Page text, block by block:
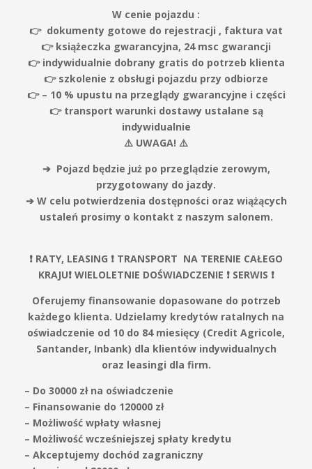
W cenie pojazdu :
👉 dokumenty gotowe do rejestracji , faktura vat
👉 książeczka gwarancyjna, 24 msc gwarancji
👉 indywidualnie dobrany gratis do potrzeb klienta
👉 szkolenie z obsługi pojazdu przy odbiorze
👉 – 10 % upustu na przeglądy gwarancyjne i części
👉 transport warunki dostawy ustalane są
indywidualnie
⚠️ UWAGA! ⚠️
➔ Pojazd będzie już po przeglądzie zerowym,
przygotowany do jazdy.
➔ W celu potwierdzenia dostępności oraz wiążących
ustaleń prosimy o kontakt z naszym salonem.
❗️ RATY, LEASING ❗️ TRANSPORT NA TERENIE CAŁEGO
KRAJU❗️ WIELOLETNIE DOŚWIADCZENIE ❗️ SERWIS ❗️
Oferujemy finansowanie dopasowane do potrzeb
każdego klienta. Udzielamy kredytów ratalnych na
oświadczenie od 10 do 84 miesięcy (Credit Agricole,
Santander, Inbank) dla klientów indywidualnych
oraz leasingi dla firm.
– Do 30000 zł na oświadczenie
– Finansowanie do 120000 zł
– Możliwość wpłaty własnej
– Możliwość wcześniejszej spłaty kredytu
– Akceptujemy dochód zagraniczny